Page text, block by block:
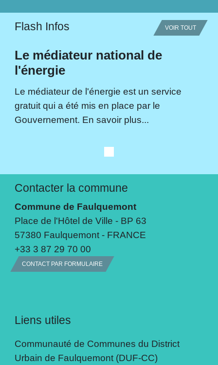
Flash Infos VOIR TOUT
Le médiateur national de
l'énergie
Le médiateur de l'énergie est un service
gratuit qui a été mis en place par le
Gouvernement. En savoir plus...
Contacter la commune
Commune de Faulquemont
Place de l'Hôtel de Ville - BP 63
57380 Faulquemont - FRANCE
+33 3 87 29 70 00
CONTACT PAR FORMULAIRE
Liens utiles
Communauté de Communes du District
Urbain de Faulquemont (DUF-CC)